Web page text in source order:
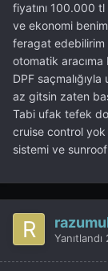
fiyatını 100.000
ve ekonomi
feragat edebilirim
otomatik aracıma
DPF
az gitsin zaten
Tabi ufak tefek
cruise control
sistemi ve
Yanıtlandı